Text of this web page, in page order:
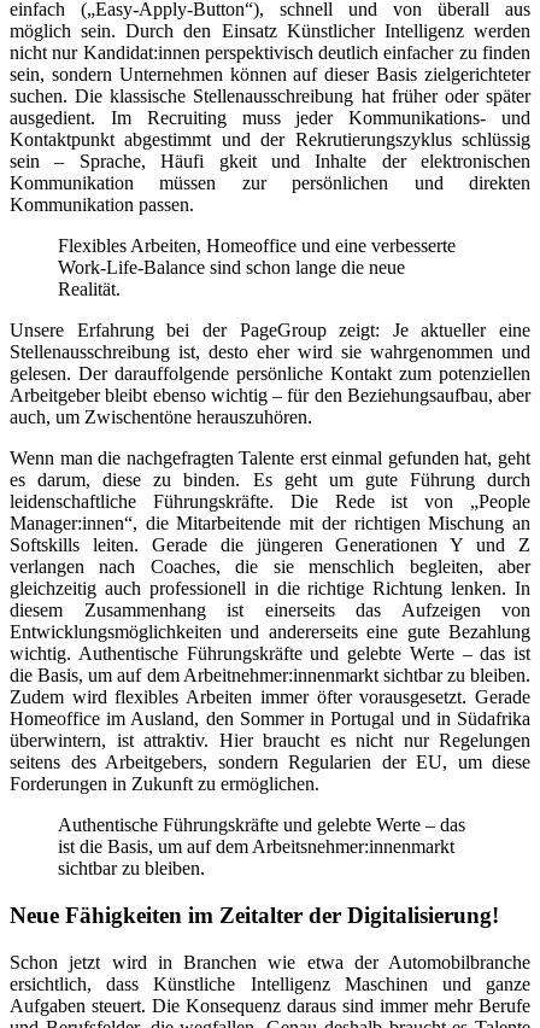
einfach („Easy-Apply-Button“), schnell und von überall aus
möglich sein. Durch den Einsatz Künstlicher Intelligenz werden
nicht nur Kandidat:innen perspektivisch deutlich einfacher zu finden
sein, sondern Unternehmen können auf dieser Basis zielgerichteter
suchen. Die klassische Stellenausschreibung hat früher oder später
ausgedient. Im Recruiting muss jeder Kommunikations- und
Kontaktpunkt abgestimmt und der Rekrutierungszyklus schlüssig
sein – Sprache, Häufi gkeit und Inhalte der elektronischen
Kommunikation müssen zur persönlichen und direkten
Kommunikation passen.
Flexibles Arbeiten, Homeoffice und eine verbesserte
Work-Life-Balance sind schon lange die neue
Realität.
Unsere Erfahrung bei der PageGroup zeigt: Je aktueller eine
Stellenausschreibung ist, desto eher wird sie wahrgenommen und
gelesen. Der darauffolgende persönliche Kontakt zum potenziellen
Arbeitgeber bleibt ebenso wichtig – für den Beziehungsaufbau, aber
auch, um Zwischentöne herauszuhören.
Wenn man die nachgefragten Talente erst einmal gefunden hat, geht
es darum, diese zu binden. Es geht um gute Führung durch
leidenschaftliche Führungskräfte. Die Rede ist von „People
Manager:innen“, die Mitarbeitende mit der richtigen Mischung an
Softskills leiten. Gerade die jüngeren Generationen Y und Z
verlangen nach Coaches, die sie menschlich begleiten, aber
gleichzeitig auch professionell in die richtige Richtung lenken. In
diesem Zusammenhang ist einerseits das Aufzeigen von
Entwicklungsmöglichkeiten und andererseits eine gute Bezahlung
wichtig. Authentische Führungskräfte und gelebte Werte – das ist
die Basis, um auf dem Arbeitnehmer:innenmarkt sichtbar zu bleiben.
Zudem wird flexibles Arbeiten immer öfter vorausgesetzt. Gerade
Homeoffice im Ausland, den Sommer in Portugal und in Südafrika
überwintern, ist attraktiv. Hier braucht es nicht nur Regelungen
seitens des Arbeitgebers, sondern Regularien der EU, um diese
Forderungen in Zukunft zu ermöglichen.
Authentische Führungskräfte und gelebte Werte – das
ist die Basis, um auf dem Arbeitsnehmer:innenmarkt
sichtbar zu bleiben.
Neue Fähigkeiten im Zeitalter der Digitalisierung!
Schon jetzt wird in Branchen wie etwa der Automobilbranche
ersichtlich, dass Künstliche Intelligenz Maschinen und ganze
Aufgaben steuert. Die Konsequenz daraus sind immer mehr Berufe